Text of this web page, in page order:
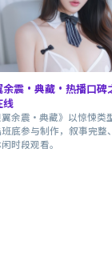
余震·典藏·热播口碑
线
翼余震·典藏》以惊悚类
班底参与制作，叙事完整
时段观看。